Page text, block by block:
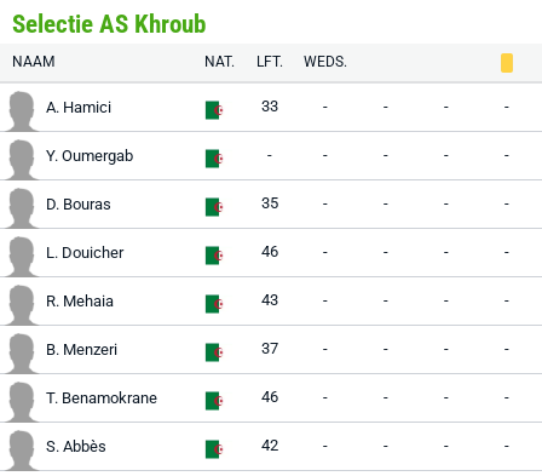
Selectie AS Khroub
NAAM NAT. LFT. WEDS.
A. Hamici 33 - - - -
Y. Oumergab - - - - -
D. Bouras 35 - - - -
L. Douicher 46 - - - -
R. Mehaia 43 - - - -
B. Menzeri 37 - - - -
T. Benamokrane 46 - - - -
S. Abbès 42 - - - -